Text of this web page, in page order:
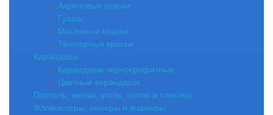
Акриловые краски
Гуашь
Масляные краски
Темперные краски
Карандаши
Карандаши чернографитные
Цветные карандаши
Пастель, мелки, уголь, сепия и сангина
Фломастеры, линеры и маркеры